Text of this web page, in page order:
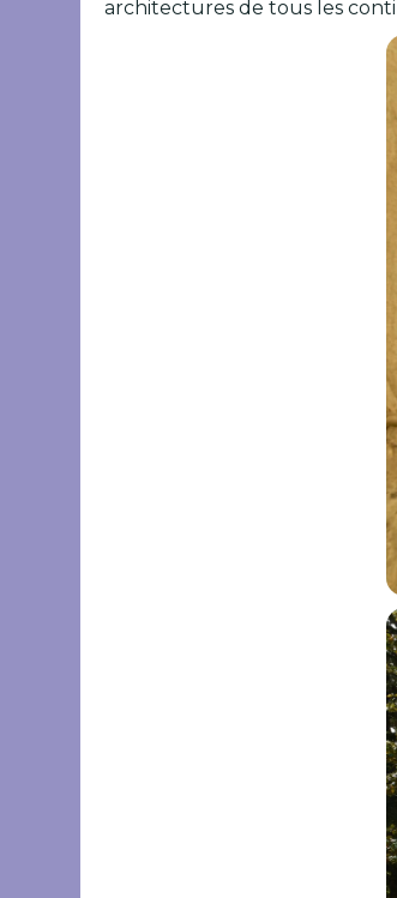
architectures de tous les